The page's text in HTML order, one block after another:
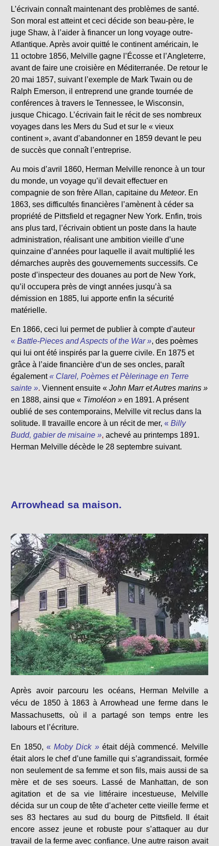
L’écrivain connaît maintenant des problèmes de santé.
Son moral est atteint et ceci décide son beau-père, le
juge Shaw, à l’aider à financer un long voyage outre-
Atlantique. Après avoir quitté le continent américain, le
11 octobre 1856, Melville gagne l’Écosse et l’Angleterre,
avant de faire une croisière en Méditerranée. De retour le
20 mai 1857, suivant l’exemple de Mark Twain ou de
Ralph Emerson, il entreprend une grande tournée de
conférences à travers le Tennessee, le Wisconsin,
jusque Chicago. L’écrivain fait le récit de ses nombreux
voyages dans les Mers du Sud et sur le « vieux
continent », avant d’abandonner en 1859 devant le peu
de succès que connaît l’entreprise.
Au mois d’avril 1860, Herman Melville renonce à un tour
du monde, un voyage qu’il devait effectuer en
compagnie de son frère Allan, capitaine duMeteor. En
1863, ses difficultés financières l’amènent à céder sa
propriété de Pittsfield et regagner New York. Enfin, trois
ans plus tard, l’écrivain obtient un poste dans la haute
administration, réalisant une ambition vieille d’une
quinzaine d’années pour laquelle il avait multiplié les
démarches auprès des gouvernements successifs. Ce
poste d’inspecteur des douanes au port de New York,
qu’il occupera près de vingt années jusqu’à sa
démission en 1885, lui apporte enfin la sécurité
matérielle.
En 1866, ceci lui permet de publier à compte d’auteur
«Battle-Pieces and Aspects of the War », des poèmes
qui lui ont été inspirés par la guerre civile. En 1875 et
grâce à l’aide financière d‘un de ses oncles, paraît
également« Clarel, Poèmes et Pèlerinage en Terre
sainte ».Viennent ensuite «John Marr et Autres marins »
en 1888, ainsi que « Timoléon » en 1891. A présent
oublié de ses contemporains, Melville vit reclus dans la
solitude. Il travaille encore à un récit de mer, «Billy
Budd, gabier de misaine », achevé au printemps 1891.
Herman Melville décède le 28 septembre suivant.
Arrowhead sa maison.
Après avoir parcouru les océans, Herman Melville a
vécu de 1850 à 1863 à Arrowhead une ferme dans le
Massachusetts, où il a partagé son temps entre les
labours et l’écriture.
En 1850, «Moby Dick » était déjà commencé. Melville
était alors le chef d’une famille qui s’agrandissait, formée
non seulement de sa femme et son fils, mais aussi de sa
mère et de ses soeurs. Lassé de Manhattan, de son
agitation et de sa vie littéraire incestueuse, Melville
décida sur un coup de tête d’acheter cette vieille ferme et
ses 83 hectares au sud du bourg de Pittsfield. Il était
encore assez jeune et robuste pour s’attaquer au dur
travail de la ferme avec confiance. Une autre raison avait